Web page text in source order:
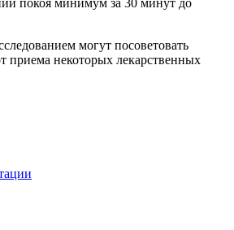
могут посоветовать
приема некоторых лекарственных